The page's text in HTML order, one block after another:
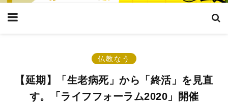
仏教なう
【延期】「生老病死」から「終活」を見直
す。「ライフフォーラム2020」開催